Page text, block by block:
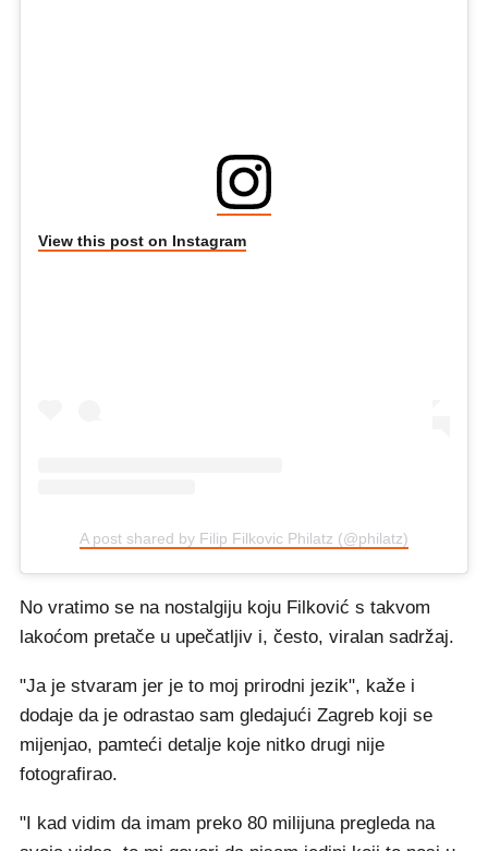
View this post on Instagram
A post shared by Filip Filkovic Philatz (@philatz)
No vratimo se na nostalgiju koju Filković s takvom
lakoćom pretače u upečatljiv i, često, viralan sadržaj.
"Ja je stvaram jer je to moj prirodni jezik", kaže i
dodaje da je odrastao sam gledajući Zagreb koji se
mijenjao, pamteći detalje koje nitko drugi nije
fotografirao.
"I kad vidim da imam preko 80 milijuna pregleda na